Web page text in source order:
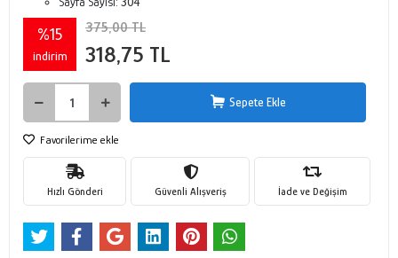
%15
indirim
375,00 TL
318,75 TL
Sepete Ekle
Favorilerime ekle
Hızlı Gönderi Güvenli Alışveriş İade ve Değişim